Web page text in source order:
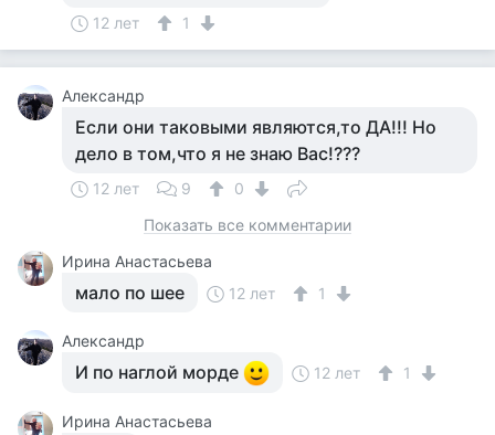
12 лет 1
Александр
Если они таковыми являются,то ДА!!! Но
дело в том,что я не знаю Вас!???
12 лет 9
0
Показать все комментарии
Ирина Анастасьева
мало по шее 12 лет 1
Александр
И по наглой морде 12 лет 1
Ирина Анастасьева